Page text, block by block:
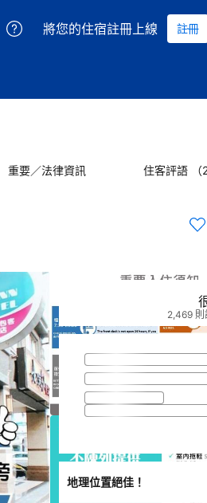
將您的住宿註冊上線 註冊
重要／法律資訊 住客評語 （
2,469 則
地理位置絕佳！